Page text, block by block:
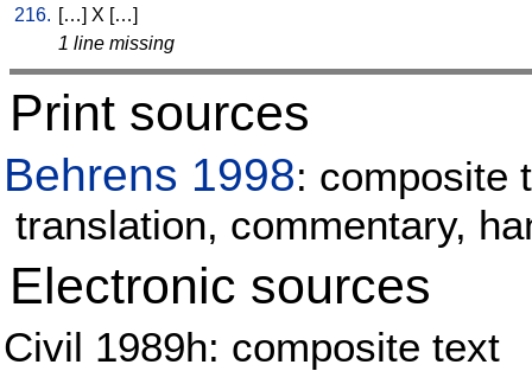
216. […] X […]
1 line missing
Print sources
Behrens 1998: composite
translation, commentary,
Electronic sources
Civil 1989h: composite text